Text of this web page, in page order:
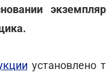
установлено